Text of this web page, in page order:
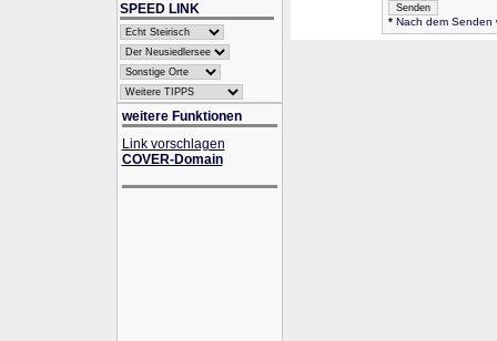
SPEED LINK
weitere Funktionen
Link vorschlagen
COVER-Domain
* Nach dem Senden